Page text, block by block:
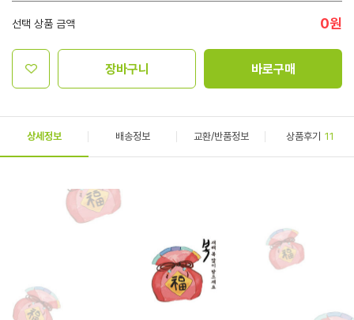
선택 상품 금액 0원
장바구니 바로구매
상세정보 배송정보 교환/반품정보 상품후기 11